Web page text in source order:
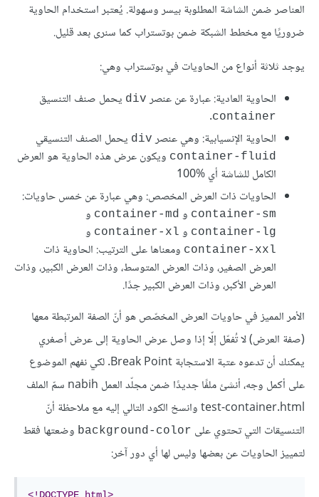
العناصر ضمن الشاشة المطلوبة بيسر وسهولة. يُعتبر استخدام الحاوية
ضروريًا مع مخطط الشبكة ضمن بوتستراب كما سنرى بعد قليل.
يوجد ثلاثة أنواع من الحاويات في بوتستراب وهي:
الحاوية العادية: عبارة عن عنصر div يحمل صنف التنسيق
container
.
الحاوية الإنسيابية: وهي عنصر div يحمل الصنف التنسيقي
container-fluid ويكون عرض هذه الحاوية هو العرض
الكامل للشاشة أي ‎ 100%
الحاويات ذات العرض المخصص: وهي عبارة عن خمس حاويات:
container-sm و container-md و
container-lg و container-xl و
container-xxl ومعناها على الترتيب: الحاوية ذات
العرض الصغير، وذات العرض المتوسط، وذات العرض الكبير، وذات
العرض الأكبر، وذات العرض الكبير جدًا.
الأمر المميز في حاويات العرض المخصّص هو أنّ الصفة المرتبطة معها
(صفة العرض) لا تُفعّل إلّا إذا وصل عرض الحاوية إلى عرض أصغري
يمكنك أن تدعوه عتبة الاستجابة Break Point. لكي نفهم الموضوع
على أكمل وجه، أنشئ ملفًا جديدًا ضمن مجلّد العمل nabih سمّ الملف
test-container.html وانسخ الكود التالي إليه مع ملاحظة أنّ
التنسيقات التي تحتوي على background-color وضعتها فقط
لتمييز الحاويات عن بعضها وليس لها أي دور آخر: